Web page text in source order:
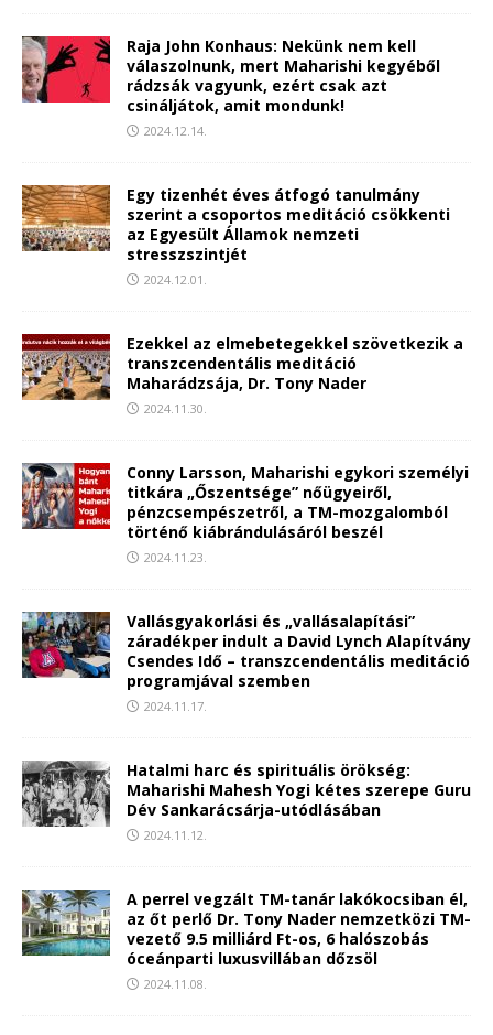
Raja John Konhaus: Nekünk nem kell
válaszolnunk, mert Maharishi kegyéből
rádzsák vagyunk, ezért csak azt
csináljátok, amit mondunk!
2024.12.14.
Egy tizenhét éves átfogó tanulmány
szerint a csoportos meditáció csökkenti
az Egyesült Államok nemzeti
stresszszintjét
2024.12.01.
Ezekkel az elmebetegekkel szövetkezik a
transzcendentális meditáció
Maharádzsája, Dr. Tony Nader
2024.11.30.
Conny Larsson, Maharishi egykori személyi
titkára „Őszentsége” nőügyeiről,
pénzcsempészetről, a TM-mozgalomból
történő kiábrándulásáról beszél
2024.11.23.
Vallásgyakorlási és „vallásalapítási”
záradékper indult a David Lynch Alapítvány
Csendes Idő – transzcendentális meditáció
programjával szemben
2024.11.17.
Hatalmi harc és spirituális örökség:
Maharishi Mahesh Yogi kétes szerepe Guru
Dév Sankarácsárja-utódlásában
2024.11.12.
A perrel vegzált TM-tanár lakókocsiban él,
az őt perlő Dr. Tony Nader nemzetközi TM-
vezető 9.5 milliárd Ft-os, 6 halószobás
óceánparti luxusvillában dőzsöl
2024.11.08.